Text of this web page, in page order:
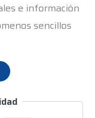
e información
sencillos